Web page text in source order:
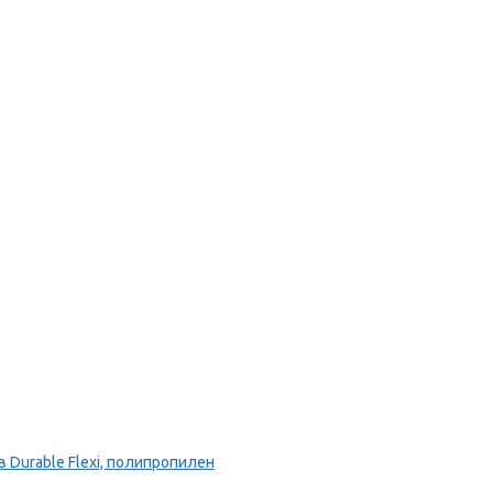
Flexi, полипропилен